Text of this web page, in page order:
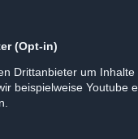
e.V.
750 oder mobil: 0176 –
heidekreis.de
heidekreis.de
(Opt-in)
Drittanbieter um Inhalte
beispielweise Youtube